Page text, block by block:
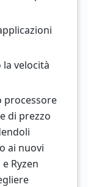
velocità
processore
di prezzo
ai nuovi
Ryzen